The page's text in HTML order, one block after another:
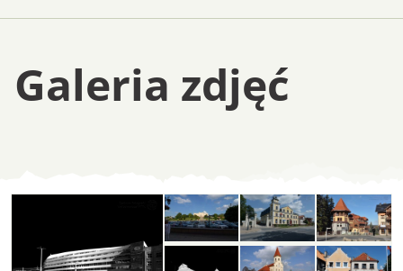
Galeria zdjęć
Galeria zdjęć